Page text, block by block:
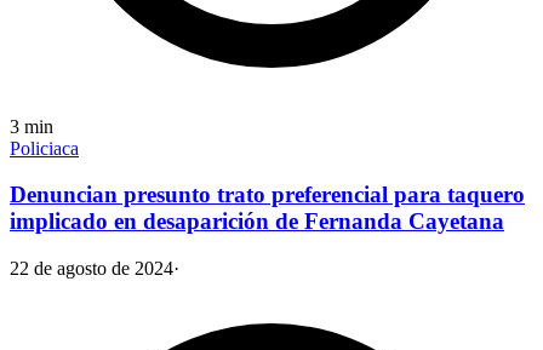
3 min
Policiaca
Denuncian presunto trato preferencial para taquero
implicado en desaparición de Fernanda Cayetana
22 de agosto de 2024·